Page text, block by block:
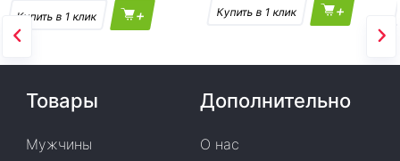
+ +
Товары
Мужчины
Дополнительно
О нас